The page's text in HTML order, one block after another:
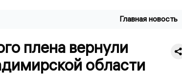
Главная новость
плена вернули
области